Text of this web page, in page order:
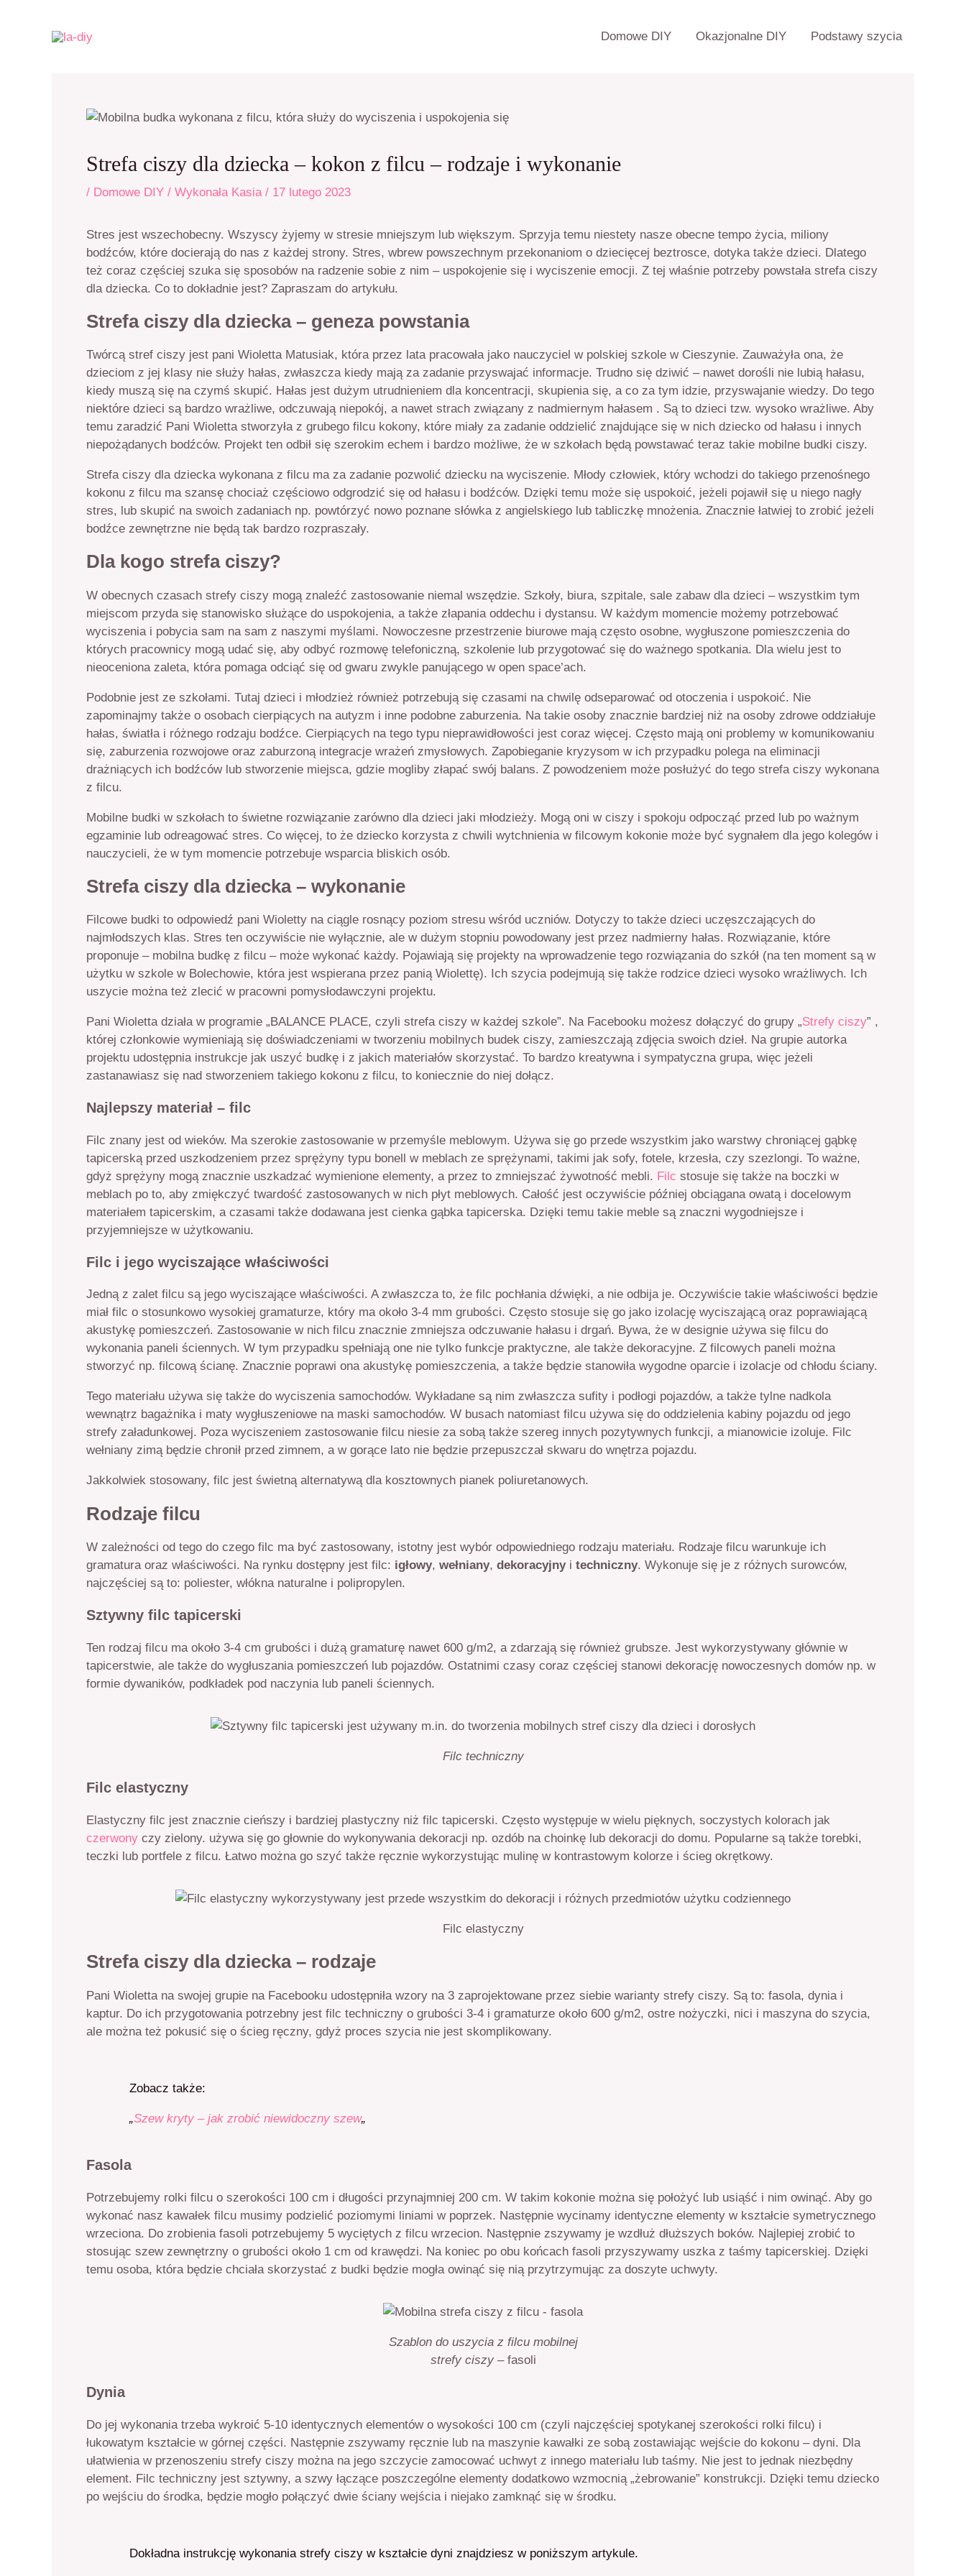
Domowe DIY Okazjonalne DIY Podstawy szycia
Strefa ciszy dla dziecka – kokon z filcu – rodzaje i wykonanie
/ Domowe DIY / Wykonała Kasia / 17 lutego 2023
Stres jest wszechobecny. Wszyscy żyjemy w stresie mniejszym lub większym. Sprzyja temu niestety nasze obecne tempo życia, miliony
bodźców, które docierają do nas z każdej strony. Stres, wbrew powszechnym przekonaniom o dziecięcej beztrosce, dotyka także dzieci. Dlatego
też coraz częściej szuka się sposobów na radzenie sobie z nim – uspokojenie się i wyciszenie emocji. Z tej właśnie potrzeby powstała strefa ciszy
dla dziecka. Co to dokładnie jest? Zapraszam do artykułu.
Strefa ciszy dla dziecka – geneza powstania
Twórcą stref ciszy jest pani Wioletta Matusiak, która przez lata pracowała jako nauczyciel w polskiej szkole w Cieszynie. Zauważyła ona, że
dzieciom z jej klasy nie służy hałas, zwłaszcza kiedy mają za zadanie przyswajać informacje. Trudno się dziwić – nawet dorośli nie lubią hałasu,
kiedy muszą się na czymś skupić. Hałas jest dużym utrudnieniem dla koncentracji, skupienia się, a co za tym idzie, przyswajanie wiedzy. Do tego
niektóre dzieci są bardzo wrażliwe, odczuwają niepokój, a nawet strach związany z nadmiernym hałasem . Są to dzieci tzw. wysoko wrażliwe. Aby
temu zaradzić Pani Wioletta stworzyła z grubego filcu kokony, które miały za zadanie oddzielić znajdujące się w nich dziecko od hałasu i innych
niepożądanych bodźców. Projekt ten odbił się szerokim echem i bardzo możliwe, że w szkołach będą powstawać teraz takie mobilne budki ciszy.
Strefa ciszy dla dziecka wykonana z filcu ma za zadanie pozwolić dziecku na wyciszenie. Młody człowiek, który wchodzi do takiego przenośnego
kokonu z filcu ma szansę chociaż częściowo odgrodzić się od hałasu i bodźców. Dzięki temu może się uspokoić, jeżeli pojawił się u niego nagły
stres, lub skupić na swoich zadaniach np. powtórzyć nowo poznane słówka z angielskiego lub tabliczkę mnożenia. Znacznie łatwiej to zrobić jeżeli
bodźce zewnętrzne nie będą tak bardzo rozpraszały.
Dla kogo strefa ciszy?
W obecnych czasach strefy ciszy mogą znaleźć zastosowanie niemal wszędzie. Szkoły, biura, szpitale, sale zabaw dla dzieci – wszystkim tym
miejscom przyda się stanowisko służące do uspokojenia, a także złapania oddechu i dystansu. W każdym momencie możemy potrzebować
wyciszenia i pobycia sam na sam z naszymi myślami. Nowoczesne przestrzenie biurowe mają często osobne, wygłuszone pomieszczenia do
których pracownicy mogą udać się, aby odbyć rozmowę telefoniczną, szkolenie lub przygotować się do ważnego spotkania. Dla wielu jest to
nieoceniona zaleta, która pomaga odciąć się od gwaru zwykle panującego w open space’ach.
Podobnie jest ze szkołami. Tutaj dzieci i młodzież również potrzebują się czasami na chwilę odseparować od otoczenia i uspokoić. Nie
zapominajmy także o osobach cierpiących na autyzm i inne podobne zaburzenia. Na takie osoby znacznie bardziej niż na osoby zdrowe oddziałuje
hałas, światła i różnego rodzaju bodźce. Cierpiących na tego typu nieprawidłowości jest coraz więcej. Często mają oni problemy w komunikowaniu
się, zaburzenia rozwojowe oraz zaburzoną integracje wrażeń zmysłowych. Zapobieganie kryzysom w ich przypadku polega na eliminacji
drażniących ich bodźców lub stworzenie miejsca, gdzie mogliby złapać swój balans. Z powodzeniem może posłużyć do tego strefa ciszy wykonana
z filcu.
Mobilne budki w szkołach to świetne rozwiązanie zarówno dla dzieci jaki młodzieży. Mogą oni w ciszy i spokoju odpocząć przed lub po ważnym
egzaminie lub odreagować stres. Co więcej, to że dziecko korzysta z chwili wytchnienia w filcowym kokonie może być sygnałem dla jego kolegów i
nauczycieli, że w tym momencie potrzebuje wsparcia bliskich osób.
Strefa ciszy dla dziecka – wykonanie
Filcowe budki to odpowiedź pani Wioletty na ciągle rosnący poziom stresu wśród uczniów. Dotyczy to także dzieci uczęszczających do
najmłodszych klas. Stres ten oczywiście nie wyłącznie, ale w dużym stopniu powodowany jest przez nadmierny hałas. Rozwiązanie, które
proponuje – mobilna budkę z filcu – może wykonać każdy. Pojawiają się projekty na wprowadzenie tego rozwiązania do szkół (na ten moment są w
użytku w szkole w Bolechowie, która jest wspierana przez panią Wiolettę). Ich szycia podejmują się także rodzice dzieci wysoko wrażliwych. Ich
uszycie można też zlecić w pracowni pomysłodawczyni projektu.
Pani Wioletta działa w programie „BALANCE PLACE, czyli strefa ciszy w każdej szkole”. Na Facebooku możesz dołączyć do grupy „Strefy ciszy” ,
której członkowie wymieniają się doświadczeniami w tworzeniu mobilnych budek ciszy, zamieszczają zdjęcia swoich dzieł. Na grupie autorka
projektu udostępnia instrukcje jak uszyć budkę i z jakich materiałów skorzystać. To bardzo kreatywna i sympatyczna grupa, więc jeżeli
zastanawiasz się nad stworzeniem takiego kokonu z filcu, to koniecznie do niej dołącz.
Najlepszy materiał – filc
Filc znany jest od wieków. Ma szerokie zastosowanie w przemyśle meblowym. Używa się go przede wszystkim jako warstwy chroniącej gąbkę
tapicerską przed uszkodzeniem przez sprężyny typu bonell w meblach ze sprężynami, takimi jak sofy, fotele, krzesła, czy szezlongi. To ważne,
gdyż sprężyny mogą znacznie uszkadzać wymienione elementy, a przez to zmniejszać żywotność mebli. Filc stosuje się także na boczki w
meblach po to, aby zmiękczyć twardość zastosowanych w nich płyt meblowych. Całość jest oczywiście później obciągana owatą i docelowym
materiałem tapicerskim, a czasami także dodawana jest cienka gąbka tapicerska. Dzięki temu takie meble są znaczni wygodniejsze i
przyjemniejsze w użytkowaniu.
Filc i jego wyciszające właściwości
Jedną z zalet filcu są jego wyciszające właściwości. A zwłaszcza to, że filc pochłania dźwięki, a nie odbija je. Oczywiście takie właściwości będzie
miał filc o stosunkowo wysokiej gramaturze, który ma około 3-4 mm grubości. Często stosuje się go jako izolację wyciszającą oraz poprawiającą
akustykę pomieszczeń. Zastosowanie w nich filcu znacznie zmniejsza odczuwanie hałasu i drgań. Bywa, że w designie używa się filcu do
wykonania paneli ściennych. W tym przypadku spełniają one nie tylko funkcje praktyczne, ale także dekoracyjne. Z filcowych paneli można
stworzyć np. filcową ścianę. Znacznie poprawi ona akustykę pomieszczenia, a także będzie stanowiła wygodne oparcie i izolacje od chłodu ściany.
Tego materiału używa się także do wyciszenia samochodów. Wykładane są nim zwłaszcza sufity i podłogi pojazdów, a także tylne nadkola
wewnątrz bagażnika i maty wygłuszeniowe na maski samochodów. W busach natomiast filcu używa się do oddzielenia kabiny pojazdu od jego
strefy załadunkowej. Poza wyciszeniem zastosowanie filcu niesie za sobą także szereg innych pozytywnych funkcji, a mianowicie izoluje. Filc
wełniany zimą będzie chronił przed zimnem, a w gorące lato nie będzie przepuszczał skwaru do wnętrza pojazdu.
Jakkolwiek stosowany, filc jest świetną alternatywą dla kosztownych pianek poliuretanowych.
Rodzaje filcu
W zależności od tego do czego filc ma być zastosowany, istotny jest wybór odpowiedniego rodzaju materiału. Rodzaje filcu warunkuje ich
gramatura oraz właściwości. Na rynku dostępny jest filc: igłowy, wełniany, dekoracyjnyi techniczny. Wykonuje się je z różnych surowców,
najczęściej są to: poliester, włókna naturalne i polipropylen.
Sztywny filc tapicerski
Ten rodzaj filcu ma około 3-4 cm grubości i dużą gramaturę nawet 600 g/m2, a zdarzają się również grubsze. Jest wykorzystywany głównie w
tapicerstwie, ale także do wygłuszania pomieszczeń lub pojazdów. Ostatnimi czasy coraz częściej stanowi dekorację nowoczesnych domów np. w
formie dywaników, podkładek pod naczynia lub paneli ściennych.
Filc techniczny
Filc elastyczny
Elastyczny filc jest znacznie cieńszy i bardziej plastyczny niż filc tapicerski. Często występuje w wielu pięknych, soczystych kolorach jak
czerwony czy zielony. używa się go głownie do wykonywania dekoracji np. ozdób na choinkę lub dekoracji do domu. Popularne są także torebki,
teczki lub portfele z filcu. Łatwo można go szyć także ręcznie wykorzystując mulinę w kontrastowym kolorze i ścieg okrętkowy.
Filc elastyczny
Strefa ciszy dla dziecka – rodzaje
Pani Wioletta na swojej grupie na Facebooku udostępniła wzory na 3 zaprojektowane przez siebie warianty strefy ciszy. Są to: fasola, dynia i
kaptur. Do ich przygotowania potrzebny jest filc techniczny o grubości 3-4 i gramaturze około 600 g/m2, ostre nożyczki, nici i maszyna do szycia,
ale można też pokusić się o ścieg ręczny, gdyż proces szycia nie jest skomplikowany.
Zobacz także:
„Szew kryty – jak zrobić niewidoczny szew„
Fasola
Potrzebujemy rolki filcu o szerokości 100 cm i długości przynajmniej 200 cm. W takim kokonie można się położyć lub usiąść i nim owinąć. Aby go
wykonać nasz kawałek filcu musimy podzielić poziomymi liniami w poprzek. Następnie wycinamy identyczne elementy w kształcie symetrycznego
wrzeciona. Do zrobienia fasoli potrzebujemy 5 wyciętych z filcu wrzecion. Następnie zszywamy je wzdłuż dłuższych boków. Najlepiej zrobić to
stosując szew zewnętrzny o grubości około 1 cm od krawędzi. Na koniec po obu końcach fasoli przyszywamy uszka z taśmy tapicerskiej. Dzięki
temu osoba, która będzie chciała skorzystać z budki będzie mogła owinąć się nią przytrzymując za doszyte uchwyty.
Szablon do uszycia z filcu mobilnej
strefy ciszy – fasoli
Dynia
Do jej wykonania trzeba wykroić 5-10 identycznych elementów o wysokości 100 cm (czyli najczęściej spotykanej szerokości rolki filcu) i
łukowatym kształcie w górnej części. Następnie zszywamy ręcznie lub na maszynie kawałki ze sobą zostawiając wejście do kokonu – dyni. Dla
ułatwienia w przenoszeniu strefy ciszy można na jego szczycie zamocować uchwyt z innego materiału lub taśmy. Nie jest to jednak niezbędny
element. Filc techniczny jest sztywny, a szwy łączące poszczególne elementy dodatkowo wzmocnią „żebrowanie” konstrukcji. Dzięki temu dziecko
po wejściu do środka, będzie mogło połączyć dwie ściany wejścia i niejako zamknąć się w środku.
Dokładna instrukcję wykonania strefy ciszy w kształcie dyni znajdziesz w poniższym artykule.